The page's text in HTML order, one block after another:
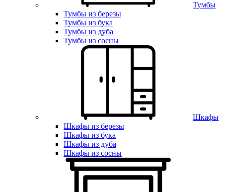
Тумбы
Тумбы из березы
Тумбы из бука
Тумбы из дуба
Тумбы из сосны
Шкафы
Шкафы из березы
Шкафы из бука
Шкафы из дуба
Шкафы из сосны